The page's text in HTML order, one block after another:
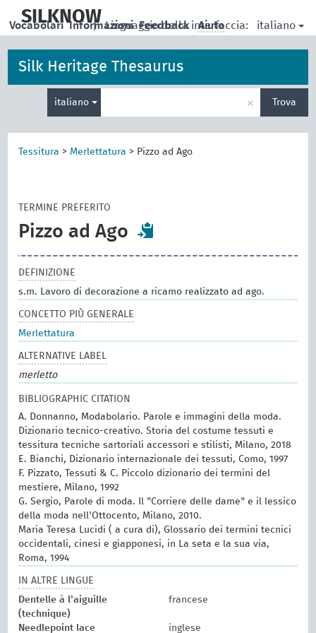
main
SILKNOW
| Linguaggio della interfaccia: italiano
Vocabolari Informazioni Feedback Aiuto
Silk Heritage Thesaurus
italiano
per
la
× Trova
Tessitura > Merlettatura > Pizzo ad Ago
TERMINE PREFERITO
Pizzo ad Ago
DEFINIZIONE
s.m. Lavoro di decorazione a ricamo realizzato ad ago.
CONCETTO PIÙ GENERALE
Merlettatura
ALTERNATIVE LABEL
merletto
BIBLIOGRAPHIC CITATION
A. Donnanno, Modabolario. Parole e immagini della moda.
Dizionario tecnico-creativo. Storia del costume tessuti e
tessitura tecniche sartoriali accessori e stilisti, Milano, 2018
E. Bianchi, Dizionario internazionale dei tessuti, Como, 1997
F. Pizzato, Tessuti & C. Piccolo dizionario dei termini del
mestiere, Milano, 1992
G. Sergio, Parole di moda. Il "Corriere delle dame" e il lessico
della moda nell'Ottocento, Milano, 2010.
Maria Teresa Lucidi ( a cura di), Glossario dei termini tecnici
occidentali, cinesi e giapponesi, in La seta e la sua via,
Roma, 1994
IN ALTRE LINGUE
Dentelle à l'aiguille
(technique)
francese
Needlepoint lace inglese